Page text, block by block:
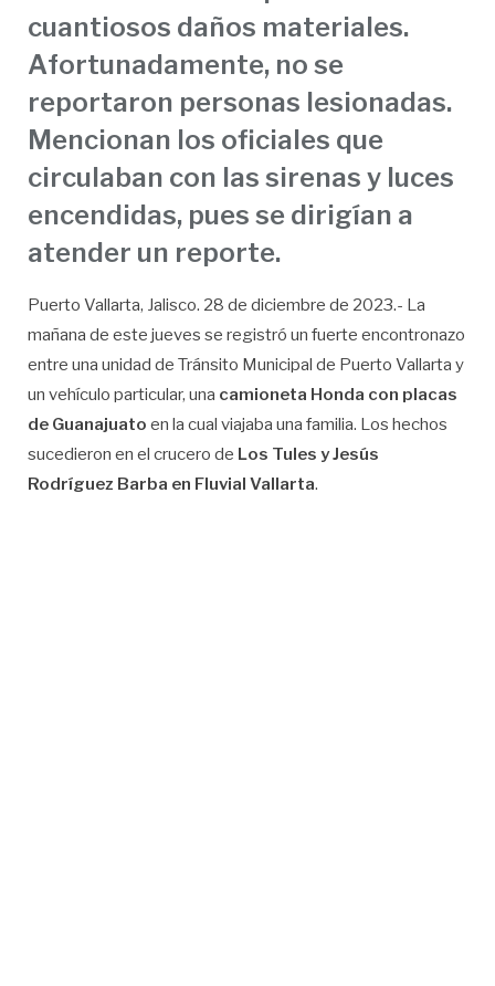
cuantiosos daños materiales.
Afortunadamente, no se
reportaron personas lesionadas.
Mencionan los oficiales que
circulaban con las sirenas y luces
encendidas, pues se dirigían a
atender un reporte.
Puerto Vallarta, Jalisco. 28 de diciembre de 2023.- La
mañana de este jueves se registró un fuerte encontronazo
entre una unidad de Tránsito Municipal de Puerto Vallarta y
un vehículo particular, una camioneta Honda con placas
de Guanajuato en la cual viajaba una familia. Los hechos
sucedieron en el crucero de Los Tules y Jesús
Rodríguez Barba en Fluvial Vallarta.